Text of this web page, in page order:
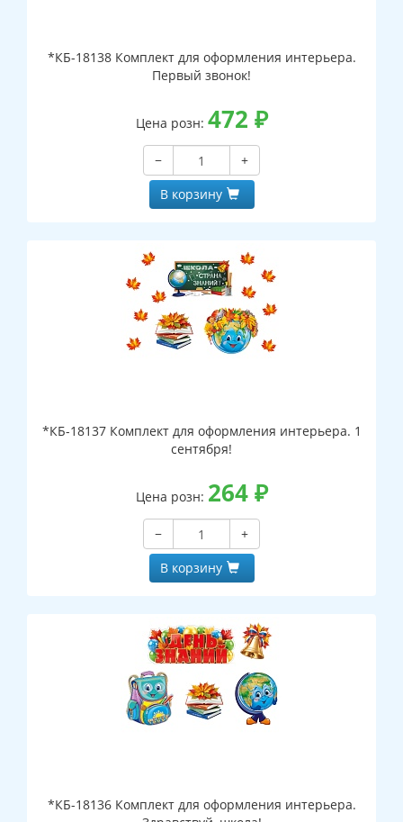
*КБ-18138 Комплект для оформления интерьера.
Первый звонок!
Цена розн: 472 ₽
−
+
В корзину
*КБ-18137 Комплект для оформления интерьера. 1
сентября!
Цена розн: 264₽
−
+
В корзину
*КБ-18136 Комплект для оформления интерьера.